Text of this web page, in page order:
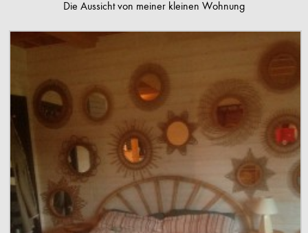
Die Aussicht von meiner kleinen Wohnung